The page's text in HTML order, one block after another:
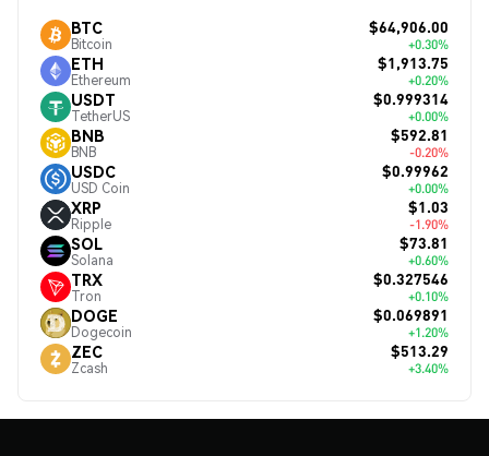
BTC
Bitcoin
$64,906.00
+0.30%
ETH
Ethereum
$1,913.75
+0.20%
USDT
TetherUS
$0.999314
+0.00%
BNB
BNB
$592.81
-0.20%
USDC
USD Coin
$0.99962
+0.00%
XRP
Ripple
$1.03
-1.90%
SOL
Solana
$73.81
+0.60%
TRX
Tron
$0.327546
+0.10%
DOGE
Dogecoin
$0.069891
+1.20%
ZEC
Zcash
$513.29
+3.40%